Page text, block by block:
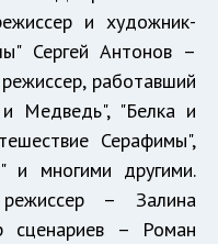
и художник-
Сергей Антонов –
работавший
Медведь", "Белка и
Серафимы",
и многими другими.
– Залина
сценариев – Роман